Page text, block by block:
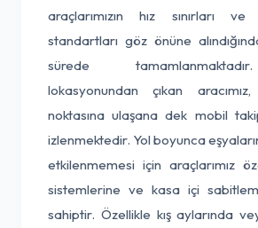
araçlarımızın hız sınırları
standartları göz önüne
sürede
lokasyonundan çıkan
noktasına ulaşana dek mobil
izlenmektedir. Yol boyunca
etkilenmemesi için araçlarımız
sistemlerine ve kasa içi
sahiptir. Özellikle kış aylarında